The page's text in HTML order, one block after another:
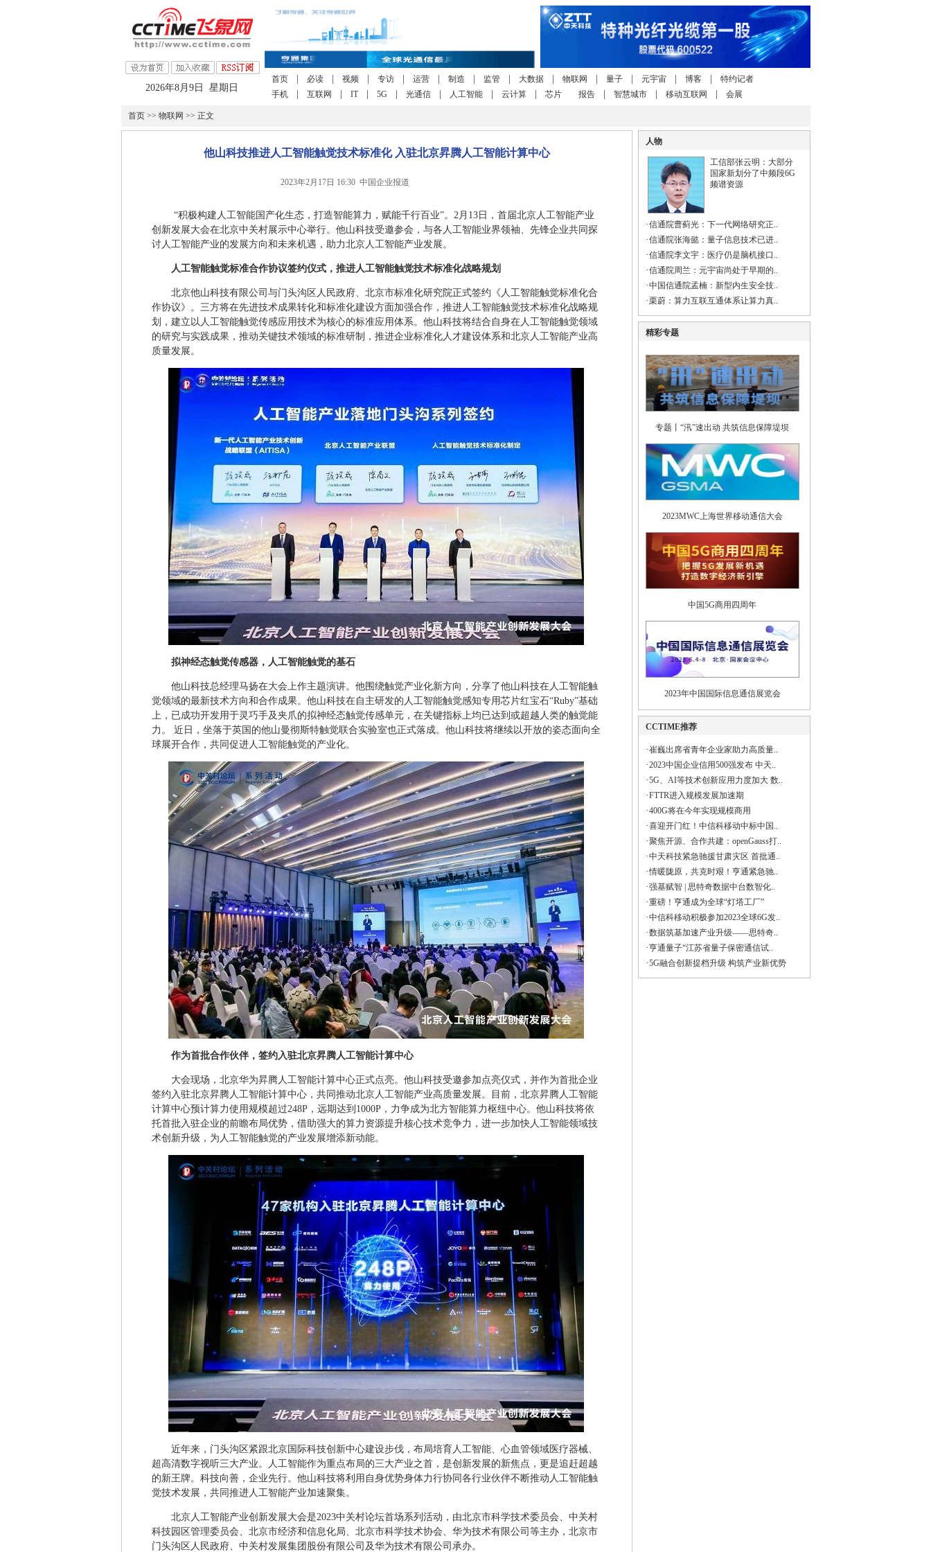
2026年8月9日 星期日
首页 必读 视频 专访 运营 制造 监管 大数据 物联网 量子 元宇宙 博客
特约记者
手机
互联网 IT 5G 光通信 人工智能 云计算 芯片 报告 智慧城市 移动互联网 会展
首页>> 物联网 >> 正文
他山科技推进人工智能触觉技术标准化 入驻北京昇腾人工智能计算中心
2023年2月17日 16:30 中国企业报道
“积极构建人工智能国产化生态，打造智能算力，赋能千行百业”。2月13日，首届北京人工智能产业
创新发展大会在北京中关村展示中心举行。他山科技受邀参会，与各人工智能业界领袖、先锋企业共同探
讨人工智能产业的发展方向和未来机遇，助力北京人工智能产业发展。
人工智能触觉标准合作协议签约仪式，推进人工智能触觉技术标准化战略规划
北京他山科技有限公司与门头沟区人民政府、北京市标准化研究院正式签约《人工智能触觉标准化合
作协议》。三方将在先进技术成果转化和标准化建设方面加强合作，推进人工智能触觉技术标准化战略规
划，建立以人工智能触觉传感应用技术为核心的标准应用体系。他山科技将结合自身在人工智能触觉领域
的研究与实践成果，推动关键技术领域的标准研制，推进企业标准化人才建设体系和北京人工智能产业高
质量发展。
拟神经态触觉传感器，人工智能触觉的基石
他山科技总经理马扬在大会上作主题演讲。他围绕触觉产业化新方向，分享了他山科技在人工智能触
觉领域的最新技术方向和合作成果。他山科技在自主研发的人工智能触觉感知专用芯片红宝石“Ruby”基础
上，已成功开发用于灵巧手及夹爪的拟神经态触觉传感单元，在关键指标上均已达到或超越人类的触觉能
力。 近日，坐落于英国的他山曼彻斯特触觉联合实验室也正式落成。他山科技将继续以开放的姿态面向全
球展开合作，共同促进人工智能触觉的产业化。
作为首批合作伙伴，签约入驻北京昇腾人工智能计算中心
大会现场，北京华为昇腾人工智能计算中心正式点亮。他山科技受邀参加点亮仪式，并作为首批企业
签约入驻北京昇腾人工智能计算中心，共同推动北京人工智能产业高质量发展。目前，北京昇腾人工智能
计算中心预计算力使用规模超过248P，远期达到1000P，力争成为北方智能算力枢纽中心。他山科技将依
托首批入驻企业的前瞻布局优势，借助强大的算力资源提升核心技术竞争力，进一步加快人工智能领域技
术创新升级，为人工智能触觉的产业发展增添新动能。
近年来，门头沟区紧跟北京国际科技创新中心建设步伐，布局培育人工智能、心血管领域医疗器械、
超高清数字视听三大产业。人工智能作为重点布局的三大产业之首，是创新发展的新焦点，更是追赶超越
的新王牌。科技向善，企业先行。他山科技将利用自身优势身体力行协同各行业伙伴不断推动人工智能触
觉技术发展，共同推进人工智能产业加速聚集。
北京人工智能产业创新发展大会是2023中关村论坛首场系列活动，由北京市科学技术委员会、中关村
科技园区管理委员会、北京市经济和信息化局、北京市科学技术协会、华为技术有限公司等主办，北京市
门头沟区人民政府、中关村发展集团股份有限公司及华为技术有限公司承办。
人物
工信部张云明：大部分
国家新划分了中频段6G
频谱资源
·信通院曹蓟光：下一代网络研究正..
·信通院张海懿：量子信息技术已进..
·信通院李文宇：医疗仍是脑机接口..
·信通院周兰：元宇宙尚处于早期的..
·中国信通院孟楠：新型内生安全技..
·栗蔚：算力互联互通体系让算力真..
精彩专题
专题丨“汛”速出动 共筑信息保障堤坝
2023MWC上海世界移动通信大会
中国5G商用四周年
2023年中国国际信息通信展览会
CCTIME推荐
·崔巍出席省青年企业家助力高质量..
·2023中国企业信用500强发布 中天..
·5G、AI等技术创新应用力度加大 数..
·FTTR进入规模发展加速期
·400G将在今年实现规模商用
·喜迎开门红！中信科移动中标中国..
·聚焦开源、合作共建：openGauss打..
·中天科技紧急驰援甘肃灾区 首批通..
·情暖陇原，共克时艰！亨通紧急驰..
·强基赋智 | 思特奇数据中台数智化..
·重磅！亨通成为全球“灯塔工厂”
·中信科移动积极参加2023全球6G发..
·数据筑基加速产业升级——思特奇..
·亨通量子“江苏省量子保密通信试..
·5G融合创新提档升级 构筑产业新优势